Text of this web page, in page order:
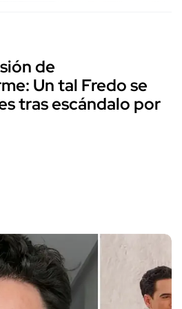
de
Un tal Fredo se
tras escándalo por